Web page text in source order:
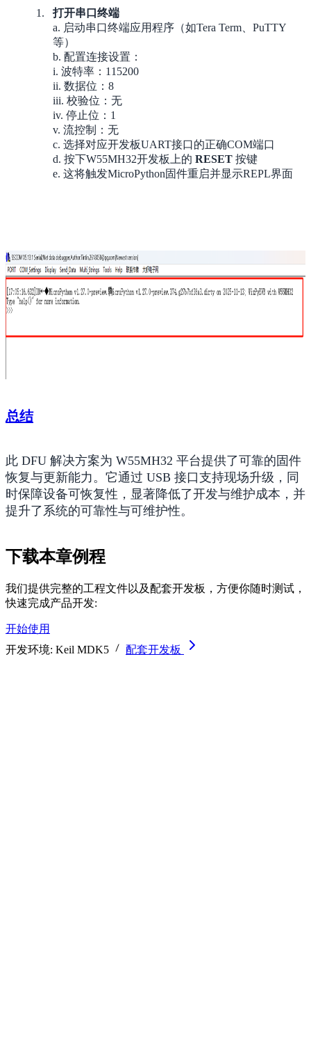
打开串口终端
a. 启动串口终端应用程序（如Tera Term、PuTTY
等）
b. 配置连接设置：
i. 波特率：115200
ii. 数据位：8
iii. 校验位：无
iv. 停止位：1
v. 流控制：无
c. 选择对应开发板UART接口的正确COM端口
d. 按下W55MH32开发板上的 RESET 按键
e. 这将触发MicroPython固件重启并显示REPL界面
总结
此 DFU 解决方案为 W55MH32 平台提供了可靠的固件
恢复与更新能力。它通过 USB 接口支持现场升级，同
时保障设备可恢复性，显著降低了开发与维护成本，并
提升了系统的可靠性与可维护性。
下载本章例程
我们提供完整的工程文件以及配套开发板，方便你随时测试，
快速完成产品开发:
开始使用
开发环境: Keil MDK5 配套开发板